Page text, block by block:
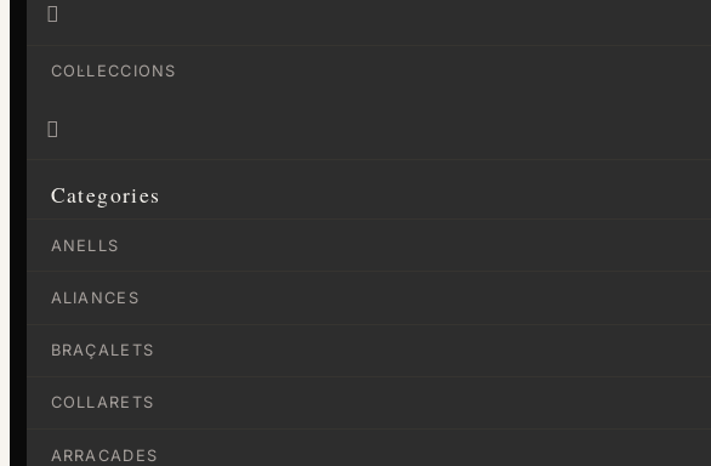

COL·LECCIONS

Categories
ANELLS
ALIANCES
BRAÇALETS
COLLARETS
ARRACADES